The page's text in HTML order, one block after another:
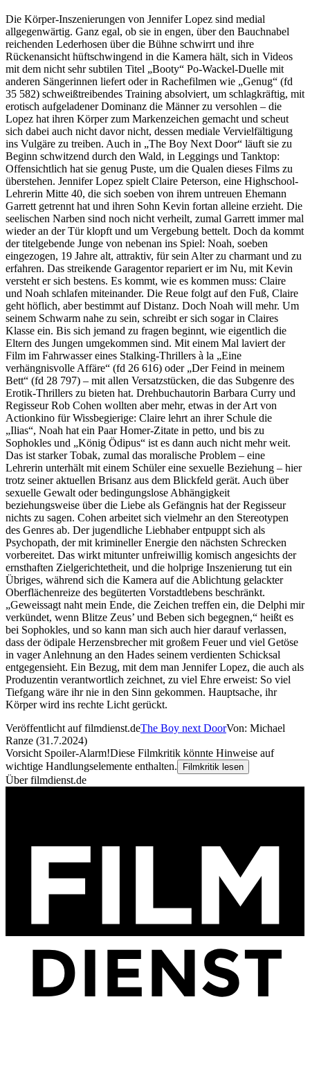
Die Körper-Inszenierungen von Jennifer Lopez sind medial
allgegenwärtig. Ganz egal, ob sie in engen, über den Bauchnabel
reichenden Lederhosen über die Bühne schwirrt und ihre
Rückenansicht hüftschwingend in die Kamera hält, sich in Videos
mit dem nicht sehr subtilen Titel „Booty“ Po-Wackel-Duelle mit
anderen Sängerinnen liefert oder in Rachefilmen wie „Genug“ (fd
35 582) schweißtreibendes Training absolviert, um schlagkräftig, mit
erotisch aufgeladener Dominanz die Männer zu versohlen – die
Lopez hat ihren Körper zum Markenzeichen gemacht und scheut
sich dabei auch nicht davor nicht, dessen mediale Vervielfältigung
ins Vulgäre zu treiben. Auch in „The Boy Next Door“ läuft sie zu
Beginn schwitzend durch den Wald, in Leggings und Tanktop:
Offensichtlich hat sie genug Puste, um die Qualen dieses Films zu
überstehen. Jennifer Lopez spielt Claire Peterson, eine Highschool-
Lehrerin Mitte 40, die sich soeben von ihrem untreuen Ehemann
Garrett getrennt hat und ihren Sohn Kevin fortan alleine erzieht. Die
seelischen Narben sind noch nicht verheilt, zumal Garrett immer mal
wieder an der Tür klopft und um Vergebung bettelt. Doch da kommt
der titelgebende Junge von nebenan ins Spiel: Noah, soeben
eingezogen, 19 Jahre alt, attraktiv, für sein Alter zu charmant und zu
erfahren. Das streikende Garagentor repariert er im Nu, mit Kevin
versteht er sich bestens. Es kommt, wie es kommen muss: Claire
und Noah schlafen miteinander. Die Reue folgt auf den Fuß, Claire
geht höflich, aber bestimmt auf Distanz. Doch Noah will mehr. Um
seinem Schwarm nahe zu sein, schreibt er sich sogar in Claires
Klasse ein. Bis sich jemand zu fragen beginnt, wie eigentlich die
Eltern des Jungen umgekommen sind. Mit einem Mal laviert der
Film im Fahrwasser eines Stalking-Thrillers à la „Eine
verhängnisvolle Affäre“ (fd 26 616) oder „Der Feind in meinem
Bett“ (fd 28 797) – mit allen Versatzstücken, die das Subgenre des
Erotik-Thrillers zu bieten hat. Drehbuchautorin Barbara Curry und
Regisseur Rob Cohen wollten aber mehr, etwas in der Art von
Actionkino für Wissbegierige: Claire lehrt an ihrer Schule die
„Ilias“, Noah hat ein Paar Homer-Zitate in petto, und bis zu
Sophokles und „König Ödipus“ ist es dann auch nicht mehr weit.
Das ist starker Tobak, zumal das moralische Problem – eine
Lehrerin unterhält mit einem Schüler eine sexuelle Beziehung – hier
trotz seiner aktuellen Brisanz aus dem Blickfeld gerät. Auch über
sexuelle Gewalt oder bedingungslose Abhängigkeit
beziehungsweise über die Liebe als Gefängnis hat der Regisseur
nichts zu sagen. Cohen arbeitet sich vielmehr an den Stereotypen
des Genres ab. Der jugendliche Liebhaber entpuppt sich als
Psychopath, der mit krimineller Energie den nächsten Schrecken
vorbereitet. Das wirkt mitunter unfreiwillig komisch angesichts der
ernsthaften Zielgerichtetheit, und die holprige Inszenierung tut ein
Übriges, während sich die Kamera auf die Ablichtung gelackter
Oberflächenreize des begüterten Vorstadtlebens beschränkt.
„Geweissagt naht mein Ende, die Zeichen treffen ein, die Delphi mir
verkündet, wenn Blitze Zeus’ und Beben sich begegnen,“ heißt es
bei Sophokles, und so kann man sich auch hier darauf verlassen,
dass der ödipale Herzensbrecher mit großem Feuer und viel Getöse
in vager Anlehnung an den Hades seinem verdienten Schicksal
entgegensieht. Ein Bezug, mit dem man Jennifer Lopez, die auch als
Produzentin verantwortlich zeichnet, zu viel Ehre erweist: So viel
Tiefgang wäre ihr nie in den Sinn gekommen. Hauptsache, ihr
Körper wird ins rechte Licht gerückt.
Veröffentlicht auf filmdienst.deThe Boy next DoorVon: Michael
Ranze (31.7.2024)
Vorsicht Spoiler-Alarm!Diese Filmkritik könnte Hinweise auf
wichtige Handlungselemente enthalten.
Filmkritik lesen
Über filmdienst.de